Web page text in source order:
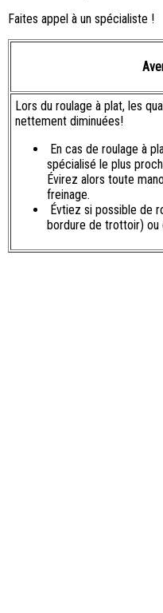
Faites appel à un spécialiste !
Lors du roulage à plat, les
nettement diminuées!
En cas de roulage à
spécialisé le plus
Évirez alors toute
freinage.
Évtiez si possible de
bordure de trottoir) ou